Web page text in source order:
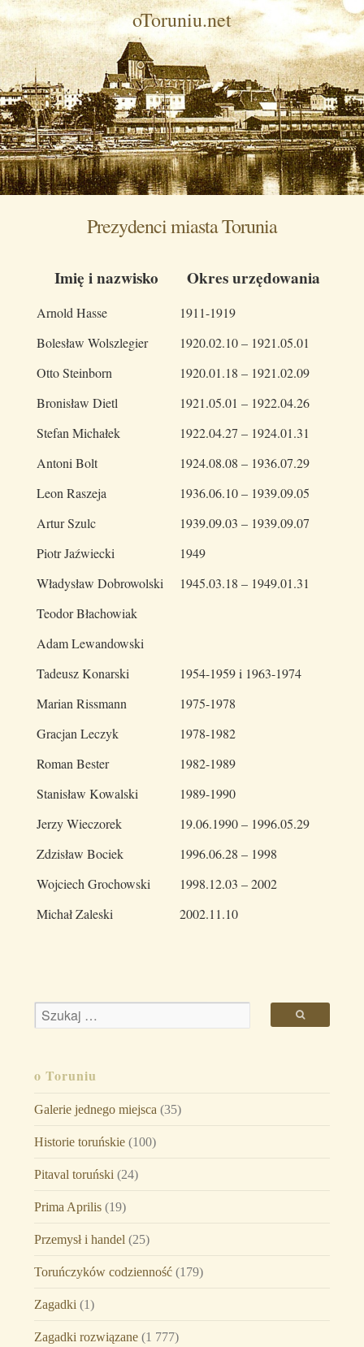
oToruniu.net
Prezydenci miasta Torunia
Imię i nazwisko Okres urzędowania
Arnold Hasse
1911-1919
Bolesław Wolszlegier
1920.02.10 – 1921.05.01
Otto Steinborn
1920.01.18 – 1921.02.09
Bronisław Dietl
1921.05.01 – 1922.04.26
Stefan Michałek
1922.04.27 – 1924.01.31
Antoni Bolt
1924.08.08 – 1936.07.29
Leon Raszeja
1936.06.10 – 1939.09.05
Artur Szulc
1939.09.03 – 1939.09.07
Piotr Jaźwiecki
1949
Władysław Dobrowolski
1945.03.18 – 1949.01.31
Teodor Błachowiak
Adam Lewandowski
Tadeusz Konarski
1954-1959 i 1963-1974
Marian Rissmann
1975-1978
Gracjan Leczyk
1978-1982
Roman Bester
1982-1989
Stanisław Kowalski
1989-1990
Jerzy Wieczorek
19.06.1990 – 1996.05.29
Zdzisław Bociek
1996.06.28 – 1998
Wojciech Grochowski
1998.12.03 – 2002
Michał Zaleski
2002.11.10
o Toruniu
Galerie jednego miejsca (35)
Historie toruńskie(100)
Pitaval toruński (24)
Prima Aprilis(19)
Przemysł i handel (25)
Toruńczyków codzienność(179)
Zagadki (1)
Zagadki rozwiązane(1 777)